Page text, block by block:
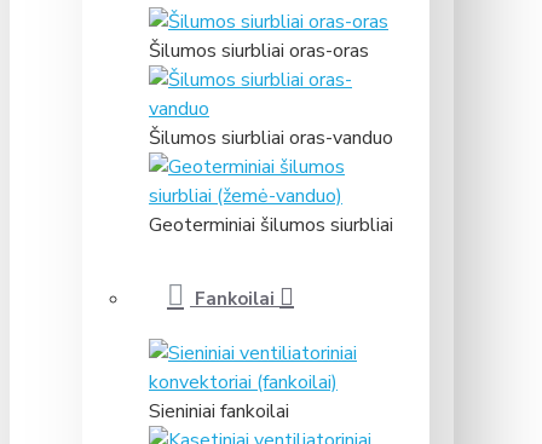
Šilumos siurbliai oras-oras
Šilumos siurbliai oras-vanduo
Geoterminiai šilumos siurbliai
Fankoilai
Sieniniai fankoilai